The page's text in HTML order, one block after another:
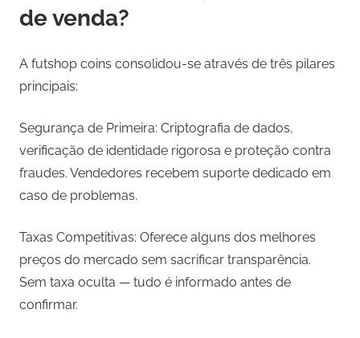
de venda?
A futshop coins consolidou-se através de três pilares
principais:
Segurança de Primeira: Criptografia de dados,
verificação de identidade rigorosa e proteção contra
fraudes. Vendedores recebem suporte dedicado em
caso de problemas.
Taxas Competitivas: Oferece alguns dos melhores
preços do mercado sem sacrificar transparência.
Sem taxa oculta — tudo é informado antes de
confirmar.